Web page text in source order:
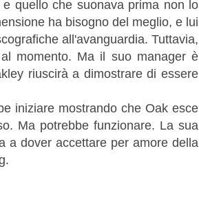
quello che suonava prima non lo
ha bisogno del meglio, e lui
all'avanguardia. Tuttavia,
momento. Ma il suo manager è
riuscirà a dimostrare di essere
iniziare mostrando che Oak esce
Ma potrebbe funzionare. La sua
a dover accettare per amore della